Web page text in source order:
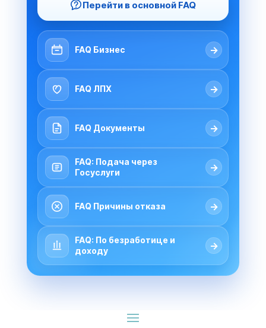
Перейти в основной FAQ
FAQ Бизнес →
FAQ ЛПХ →
FAQ Документы →
FAQ: Подача через
Госуслуги
→
FAQ Причины отказа →
FAQ: По безработице и
доходу
→